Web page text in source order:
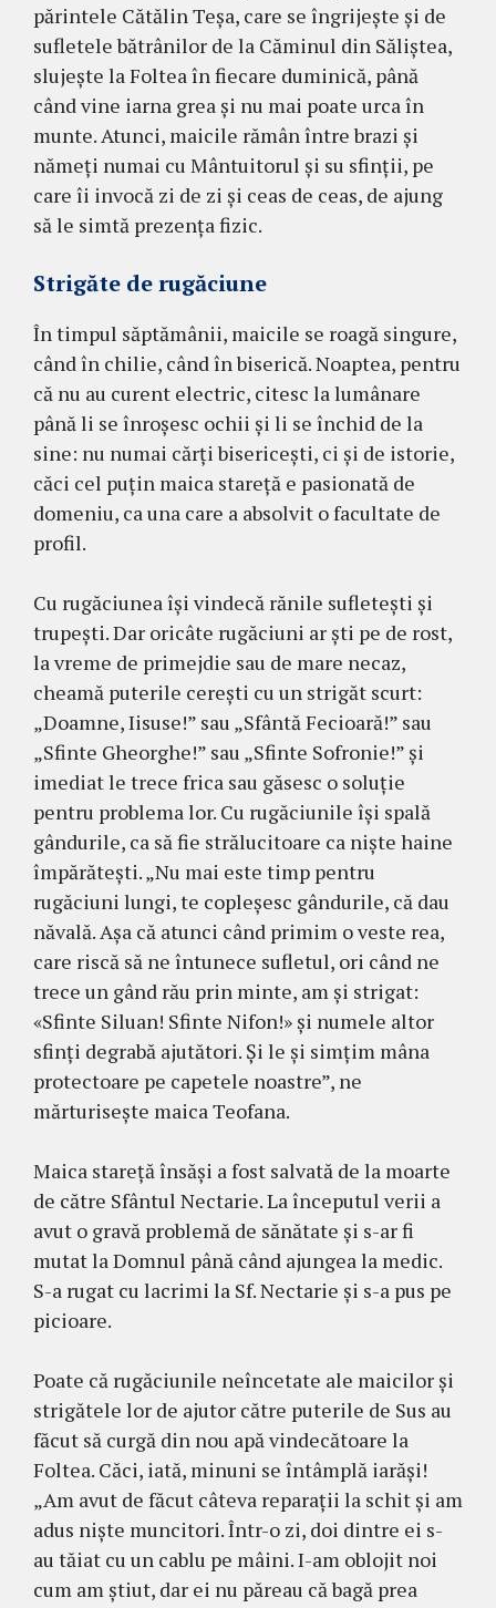
părintele Cătălin Teşa, care se îngrijeşte şi de
sufletele bătrânilor de la Căminul din Săliştea,
slujeşte la Foltea în fiecare duminică, până
când vine iarna grea şi nu mai poate urca în
munte. Atunci, maicile rămân între brazi şi
nămeţi numai cu Mântuitorul şi su sfinţii, pe
care îi invocă zi de zi şi ceas de ceas, de ajung
să le simtă prezenţa fizic.
Strigăte de rugăciune
În timpul săptămânii, maicile se roagă singure,
când în chilie, când în biserică. Noaptea, pentru
că nu au curent electric, citesc la lumânare
până li se înroşesc ochii şi li se închid de la
sine: nu numai cărţi bisericeşti, ci şi de istorie,
căci cel puţin maica stareţă e pasionată de
domeniu, ca una care a absolvit o facultate de
profil.
Cu rugăciunea îşi vindecă rănile sufleteşti şi
trupeşti. Dar oricâte rugăciuni ar şti pe de rost,
la vreme de primejdie sau de mare necaz,
cheamă puterile cereşti cu un strigăt scurt:
„Doamne, Iisuse!” sau „Sfântă Fecioară!” sau
„Sfinte Gheorghe!” sau „Sfinte Sofronie!” şi
imediat le trece frica sau găsesc o soluţie
pentru problema lor. Cu rugăciunile îşi spală
gândurile, ca să fie strălucitoare ca nişte haine
împărăteşti. „Nu mai este timp pentru
rugăciuni lungi, te copleşesc gândurile, că dau
năvală. Aşa că atunci când primim o veste rea,
care riscă să ne întunece sufletul, ori când ne
trece un gând rău prin minte, am şi strigat:
«Sfinte Siluan! Sfinte Nifon!» şi numele altor
sfinţi degrabă ajutători. Şi le şi simţim mâna
protectoare pe capetele noastre”, ne
mărturiseşte maica Teofana.
Maica stareţă însăşi a fost salvată de la moarte
de către Sfântul Nectarie. La începutul verii a
avut o gravă problemă de sănătate şi s-ar fi
mutat la Domnul până când ajungea la medic.
S-a rugat cu lacrimi la Sf. Nectarie şi s-a pus pe
picioare.
Poate că rugăciunile neîncetate ale maicilor şi
strigătele lor de ajutor către puterile de Sus au
făcut să curgă din nou apă vindecătoare la
Foltea. Căci, iată, minuni se întâmplă iarăşi!
„Am avut de făcut câteva reparaţii la schit şi am
adus nişte muncitori. Într-o zi, doi dintre ei s-
au tăiat cu un cablu pe mâini. I-am oblojit noi
cum am ştiut, dar ei nu păreau că bagă prea